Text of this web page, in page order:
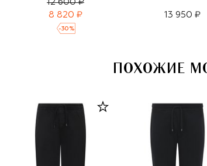
12 600 ₽
8 820 ₽
-30 %
13 950 ₽
ПОХОЖИЕ